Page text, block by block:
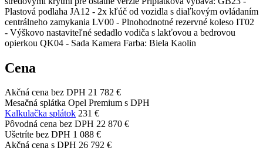
Plastová podlaha JA12 - 2x kľúč od vozidla s diaľkovým ovládaním
centrálneho zamykania LV00 - Plnohodnotné rezervné koleso IT02
- Výškovo nastaviteľné sedadlo vodiča s lakťovou a bedrovou
opierkou QK04 - Sada Kamera Farba: Biela Kaolin
Cena
Akčná cena bez DPH 21 782 €
Mesačná splátka Opel Premium s DPH
Kalkulačka splátok 231 €
Pôvodná cena bez DPH 22 870 €
Ušetríte bez DPH 1 088 €
Akčná cena s DPH 26 792 €